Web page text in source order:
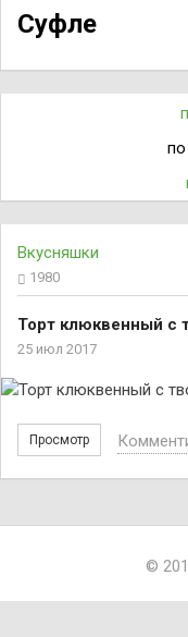
Суфле
Вкусняшки
1980
Торт клюквенный с
25 июл 2017
Просмотр
©